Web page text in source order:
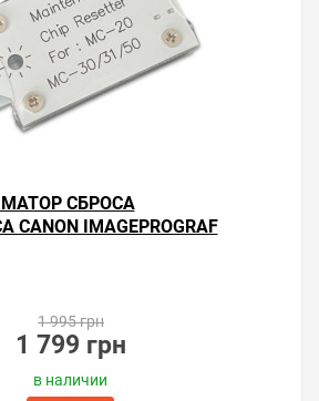
СБРОСА
IMAGEPROGRAF
1 995 грн
1 799 грн
в наличии